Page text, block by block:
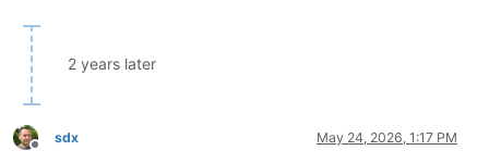
2 years later
Offline
sdx May 24, 2026, 1:17 PM